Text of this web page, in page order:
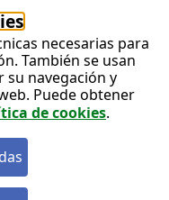
necesarias para
También se usan
su navegación y
Puede obtener
de cookies.